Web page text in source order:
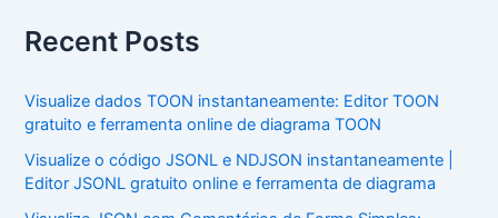
Recent Posts
Visualize dados TOON instantaneamente: Editor TOON
gratuito e ferramenta online de diagrama TOON
Visualize o código JSONL e NDJSON instantaneamente |
Editor JSONL gratuito online e ferramenta de diagrama